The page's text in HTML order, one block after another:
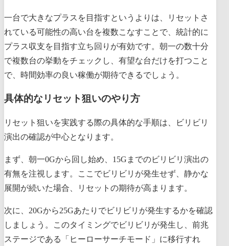
一台で大きなプラスを目指すというよりは、リセットさ
れている可能性の高い台を複数こなすことで、統計的に
プラス収支を目指す立ち回りが有効です。朝一の数十分
で複数台の挙動をチェックし、有望な台だけを打つこと
で、時間効率の良い稼働が期待できるでしょう。
具体的なリセット狙いのやり方
リセット狙いを実践する際の具体的な手順は、ビリビリ
演出の確認が中心となります。
まず、朝一0Gから回し始め、15Gまでのビリビリ演出の
有無を注視します。ここでビリビリが発生せず、静かな
展開が続いた場合、リセットの期待が高まります。
次に、20Gから25Gあたりでビリビリが発生するかを確認
しましょう。このタイミングでビリビリが発生し、前兆
ステージである「ヒーローサーチモード」に移行すれ